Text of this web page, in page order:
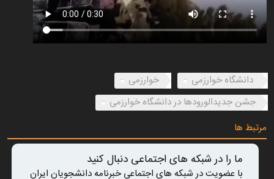
دانشگاه خوارزمی
خوارزمی
جشن جدیدالورودها در دانشگاه خوارزمی
مرتبط ها
ما را در شبکه های اجتماعی دنبال کنید
با عضویت در شبکه های اجتماعی خبرنامه دانشجویان ایران